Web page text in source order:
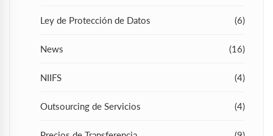
Ley de Protección de Datos (6)
News (16)
NIIFS (4)
Outsourcing de Servicios (4)